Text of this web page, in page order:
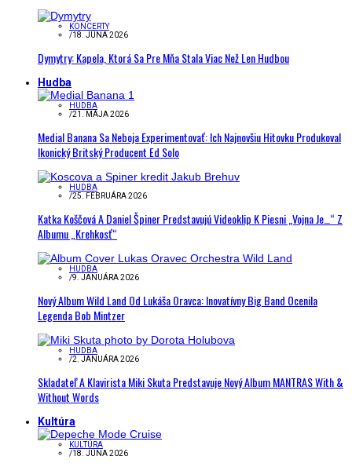
KONCERTY
/18. JÚNA 2026
Dymytry: Kapela, Ktorá Sa Pre Mňa Stala Viac Než Len Hudbou
Hudba
HUDBA
/21. MÁJA 2026
Medial Banana Sa Neboja Experimentovať: Ich Najnovšiu Hitovku Produkoval
Ikonický Britský Producent Ed Solo
HUDBA
/25. FEBRUÁRA 2026
Katka Koščová A Daniel Špiner Predstavujú Videoklip K Piesni „Vojna Je…“ Z
Albumu „Krehkosť“
HUDBA
/9. JANUÁRA 2026
Nový Album Wild Land Od Lukáša Oravca: Inovatívny Big Band Ocenila
Legenda Bob Mintzer
HUDBA
/2. JANUÁRA 2026
Skladateľ A Klavirista Miki Skuta Predstavuje Nový Album MANTRAS With &
Without Words
Kultúra
KULTÚRA
/18. JÚNA 2026